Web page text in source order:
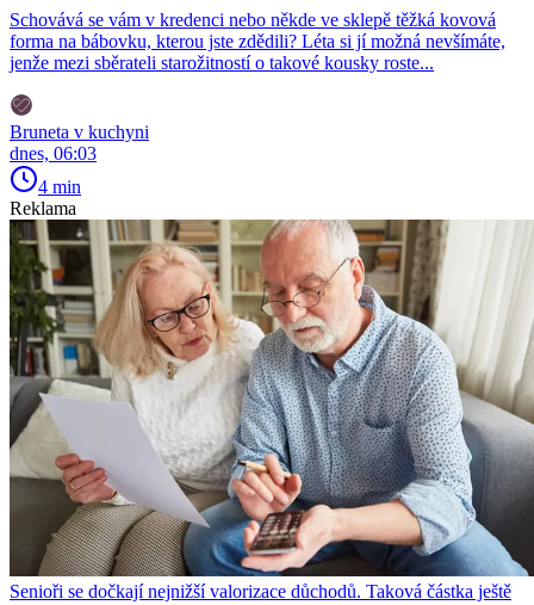
Schovává se vám v kredenci nebo někde ve sklepě těžká kovová
forma na bábovku, kterou jste zdědili? Léta si jí možná nevšímáte,
jenže mezi sběrateli starožitností o takové kousky roste...
Bruneta v kuchyni
dnes, 06:03
4 min
Reklama
Senioři se dočkají nejnižší valorizace důchodů. Taková částka ještě